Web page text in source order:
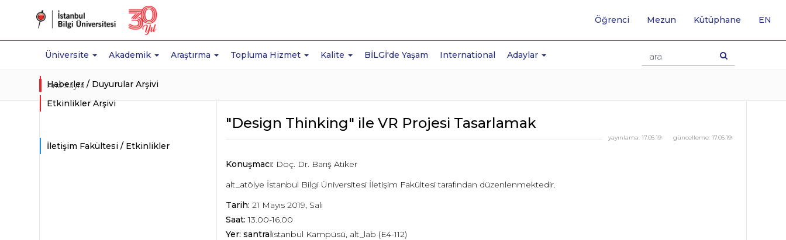
Üniversite Akademik Araştırma Topluma Hizmet Kalite BİLGİ'de Yaşam International Adaylar
Öğrenci Mezun Kütüphane EN
Ana Sayfa
Haberler / Duyurular Arşivi
Etkinlikler Arşivi
İletişim Fakültesi / Etkinlikler
"Design Thinking" ile VR Projesi Tasarlamak
güncelleme: 17.05.19
yayınlama: 17.05.19
Konuşmacı: Doç. Dr. Barış Atiker
alt_atölye İstanbul Bilgi Üniversitesi İletişim Fakültesi tarafından düzenlenmektedir.
Tarih: 21 Mayıs 2019, Salı
Saat:13.00-16.00
Yer: santralistanbul Kampüsü, alt_lab (E4-112)